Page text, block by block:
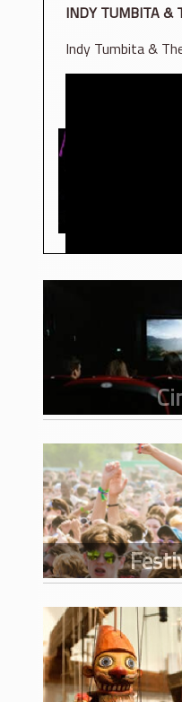
INDY TUMBITA &
Indy Tumbita &